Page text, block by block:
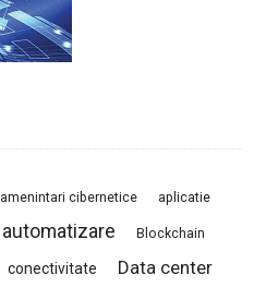
amenintari cibernetice aplicatie
automatizare Blockchain
conectivitate Data center